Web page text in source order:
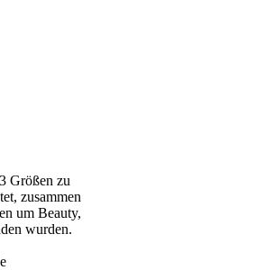
Größen zu
zusammen
um Beauty,
wurden.